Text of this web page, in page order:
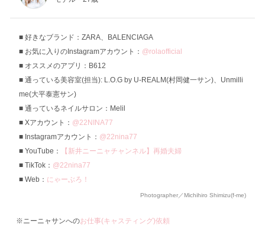
好きなブランド：ZARA、BALENCIAGA
お気に入りのInstagramアカウント： @rolaofficial
オススメのアプリ：B612
通っている美容室(担当): L.O.G by U-REALM(村岡健一サン)、Unmilli
me(大平泰憲サン)
通っているネイルサロン：Melil
Xアカウント： @22NINA77
Instagramアカウント： @22nina77
YouTube：
【新井ニーニャチャンネル】再婚夫婦
TikTok： @22nina77
Web： にゃーぶろ！
Photographer／Michihiro Shimizu(f-me)
※ニーニャサンへのお仕事(キャスティング)依頼